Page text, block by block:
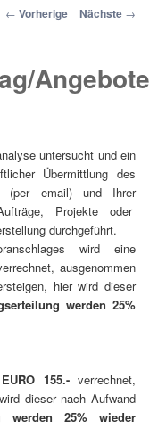
Artikelnavigation
← Vorherige Nächste →
Angebote
untersucht und ein
Übermittlung des
(per email) und Ihrer
Projekte oder
durchgeführt.
wird eine
ausgenommen
hier wird dieser
werden 25%
155.-verrechnet,
dieser nach Aufwand
werden 25% wieder